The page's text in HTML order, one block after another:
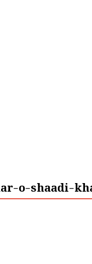
o-shaadi-